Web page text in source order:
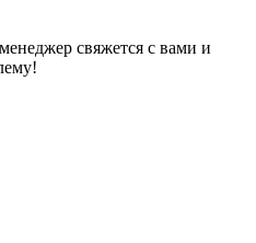
свяжется с вами и